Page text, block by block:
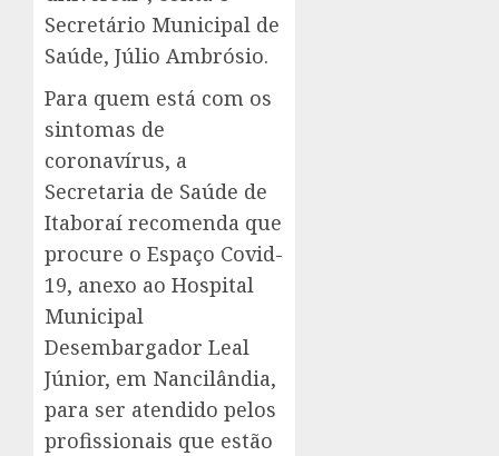
Secretário Municipal de
Saúde, Júlio Ambrósio.
Para quem está com os
sintomas de
coronavírus, a
Secretaria de Saúde de
Itaboraí recomenda que
procure o Espaço Covid-
19, anexo ao Hospital
Municipal
Desembargador Leal
Júnior, em Nancilândia,
para ser atendido pelos
profissionais que estão